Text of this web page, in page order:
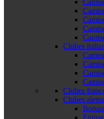
Clubes
Clubes
Clubes